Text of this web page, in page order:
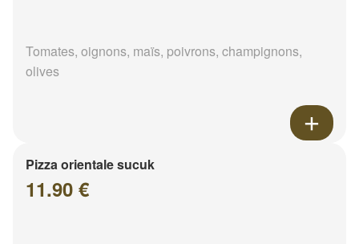
Tomates, oignons, maïs, poivrons, champignons,
olives
Pizza orientale sucuk
11.90 €